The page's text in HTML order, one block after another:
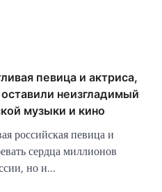
певица и актриса,
неизгладимый
музыки и кино
российская певица и
сердца миллионов
но и…